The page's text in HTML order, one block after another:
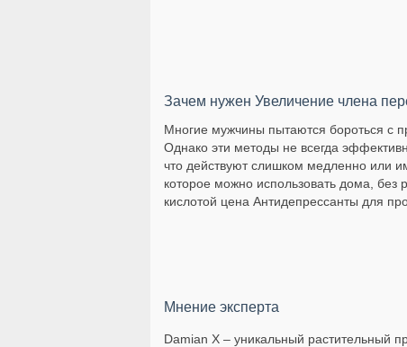
Зачем нужен Увеличение члена
Многие мужчины пытаются бороться с
Однако эти методы не всегда
что действуют слишком медленно или
которое можно использовать дома,
кислотой цена Антидепрессанты для
Мнение эксперта
Damian X – уникальный растительный